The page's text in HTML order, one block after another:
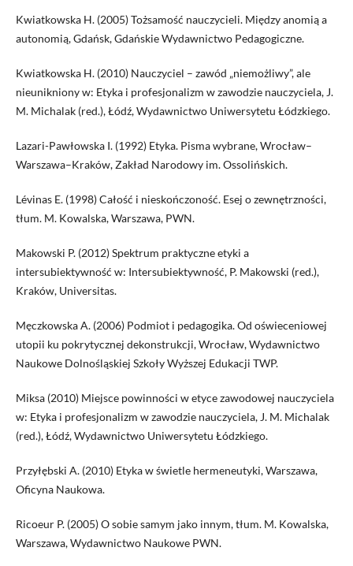
Kwiatkowska H. (2005) Tożsamość nauczycieli. Między anomią a
autonomią, Gdańsk, Gdańskie Wydawnictwo Pedagogiczne.
Kwiatkowska H. (2010) Nauczyciel – zawód „niemożliwy”, ale
nieunikniony w: Etyka i profesjonalizm w zawodzie nauczyciela, J.
M. Michalak (red.), Łódź, Wydawnictwo Uniwersytetu Łódzkiego.
Lazari-Pawłowska I. (1992) Etyka. Pisma wybrane, Wrocław–
Warszawa–Kraków, Zakład Narodowy im. Ossolińskich.
Lévinas E. (1998) Całość i nieskończoność. Esej o zewnętrzności,
tłum. M. Kowalska, Warszawa, PWN.
Makowski P. (2012) Spektrum praktyczne etyki a
intersubiektywność w: Intersubiektywność, P. Makowski (red.),
Kraków, Universitas.
Męczkowska A. (2006) Podmiot i pedagogika. Od oświeceniowej
utopii ku pokrytycznej dekonstrukcji, Wrocław, Wydawnictwo
Naukowe Dolnośląskiej Szkoły Wyższej Edukacji TWP.
Miksa (2010) Miejsce powinności w etyce zawodowej nauczyciela
w: Etyka i profesjonalizm w zawodzie nauczyciela, J. M. Michalak
(red.), Łódź, Wydawnictwo Uniwersytetu Łódzkiego.
Przyłębski A. (2010) Etyka w świetle hermeneutyki, Warszawa,
Oficyna Naukowa.
Ricoeur P. (2005) O sobie samym jako innym, tłum. M. Kowalska,
Warszawa, Wydawnictwo Naukowe PWN.